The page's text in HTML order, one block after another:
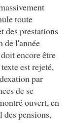
toute
des prestations
de l'année
encore être
est rejeté,
par
de se
ouvert, en
des pensions,